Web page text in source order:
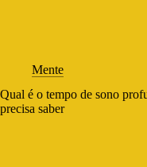
Mente
Qual é o tempo de sono
precisa saber